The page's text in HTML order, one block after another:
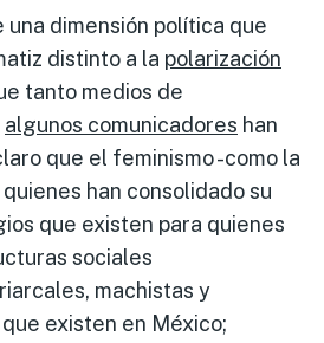
una dimensión política que
distinto a la polarización
tanto medios de
algunos comunicadores han
que el feminismo -como la
han consolidado su
que existen para quienes
sociales
machistas y
existen en México;